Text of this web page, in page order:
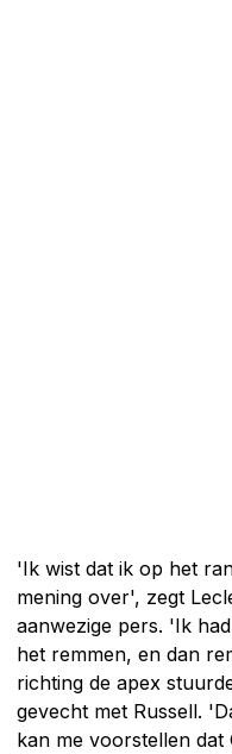
'Ik wist dat ik op het
mening over', zegt
aanwezige pers. 'Ik
het remmen, en dan
richting de apex
gevecht met Russell.
kan me voorstellen